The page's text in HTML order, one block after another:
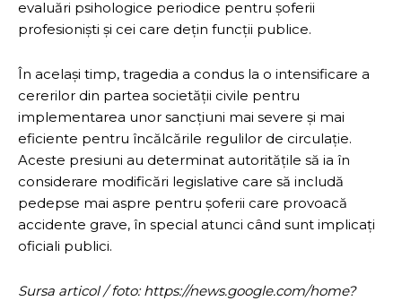
evaluări psihologice periodice pentru șoferii
profesioniști și cei care dețin funcții publice.
În același timp, tragedia a condus la o intensificare a
cererilor din partea societății civile pentru
implementarea unor sancțiuni mai severe și mai
eficiente pentru încălcările regulilor de circulație.
Aceste presiuni au determinat autoritățile să ia în
considerare modificări legislative care să includă
pedepse mai aspre pentru șoferii care provoacă
accidente grave, în special atunci când sunt implicați
oficiali publici.
Sursa articol / foto: https://news.google.com/home?